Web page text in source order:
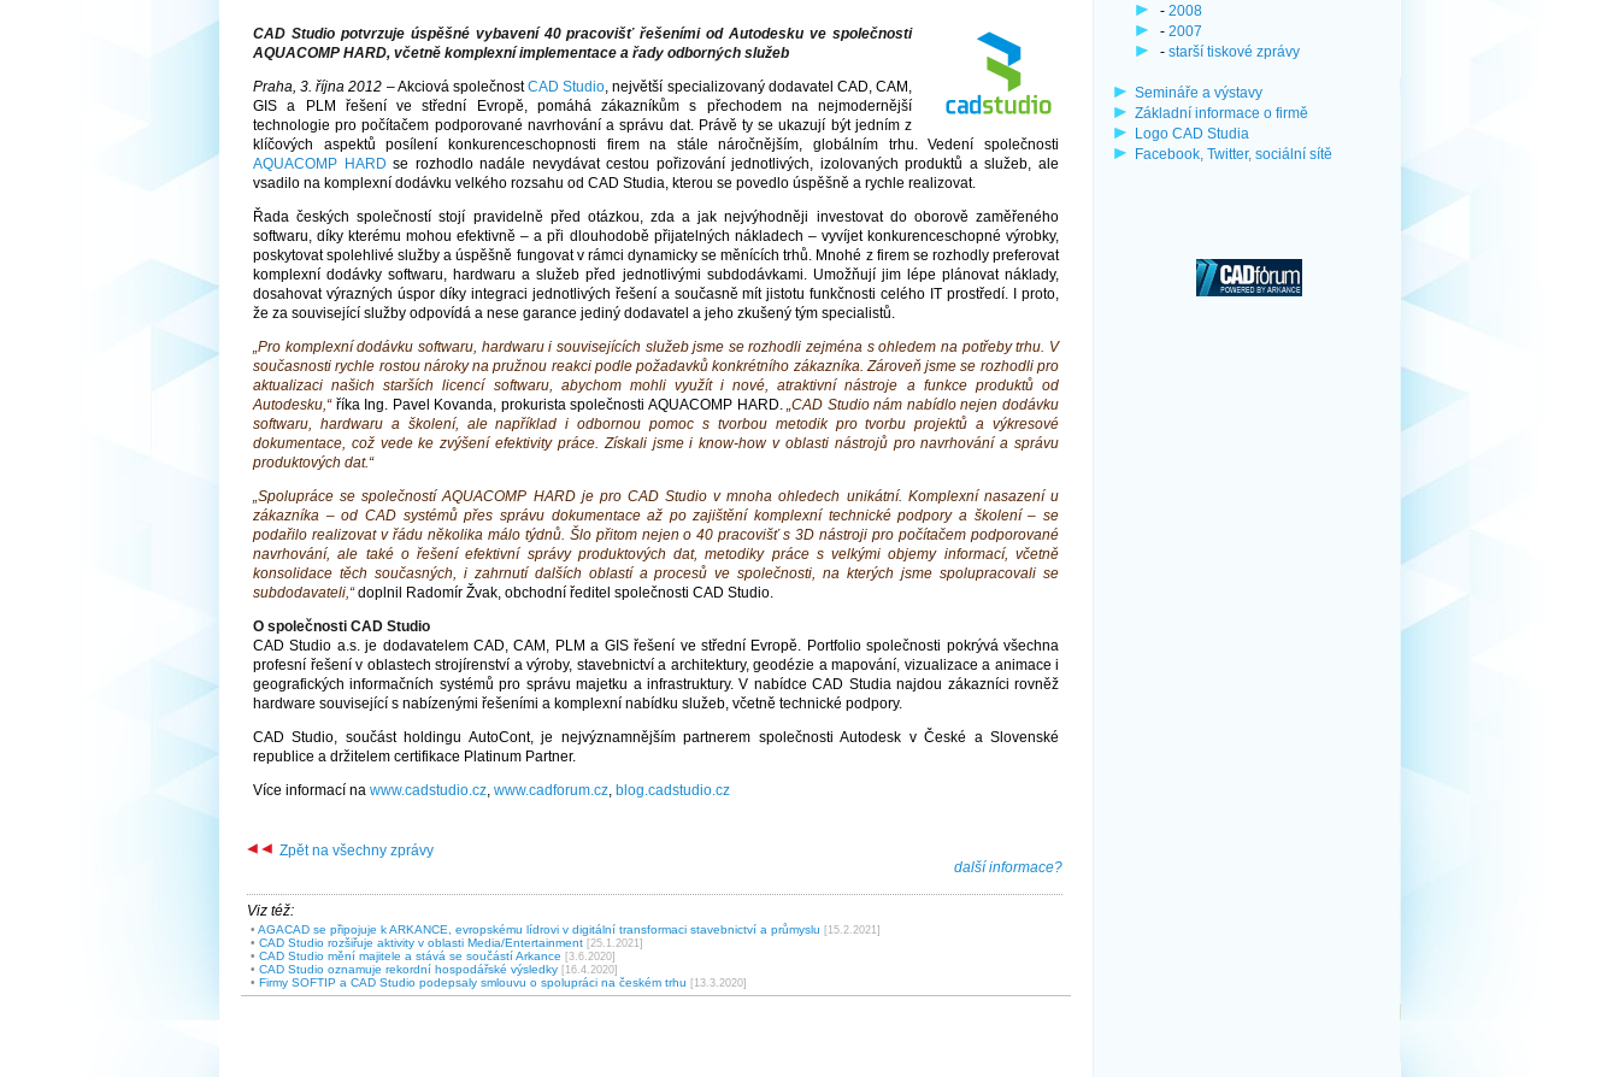
CAD Studio potvrzuje úspěšné vybavení 40 pracovišť řešeními od Autodesku ve společnosti
AQUACOMP HARD, včetně komplexní implementace a řady odborných služeb
Praha, 3. října 2012 – Akciová společnostCAD Studio , největší specializovaný dodavatel CAD, CAM,
GIS a PLM řešení ve střední Evropě, pomáhá zákazníkům s přechodem na nejmodernější
technologie pro počítačem podporované navrhování a správu dat. Právě ty se ukazují být jedním z
klíčových aspektů posílení konkurenceschopnosti firem na stále náročnějším, globálním trhu. Vedení společnosti
AQUACOMP HARD se rozhodlo nadále nevydávat cestou pořizování jednotlivých, izolovaných produktů a služeb, ale
vsadilo na komplexní dodávku velkého rozsahu od CAD Studia, kterou se povedlo úspěšně a rychle realizovat.
Řada českých společností stojí pravidelně před otázkou, zda a jak nejvýhodněji investovat do oborově zaměřeného
softwaru, díky kterému mohou efektivně – a při dlouhodobě přijatelných nákladech – vyvíjet konkurenceschopné výrobky,
poskytovat spolehlivé služby a úspěšně fungovat v rámci dynamicky se měnících trhů. Mnohé z firem se rozhodly preferovat
komplexní dodávky softwaru, hardwaru a služeb před jednotlivými subdodávkami. Umožňují jim lépe plánovat náklady,
dosahovat výrazných úspor díky integraci jednotlivých řešení a současně mít jistotu funkčnosti celého IT prostředí. I proto,
že za související služby odpovídá a nese garance jediný dodavatel a jeho zkušený tým specialistů.
„Pro komplexní dodávku softwaru, hardwaru i souvisejících služeb jsme se rozhodli zejména s ohledem na potřeby trhu. V
současnosti rychle rostou nároky na pružnou reakci podle požadavků konkrétního zákazníka. Zároveň jsme se rozhodli pro
aktualizaci našich starších licencí softwaru, abychom mohli využít i nové, atraktivní nástroje a funkce produktů od
Autodesku,“říka Ing. Pavel Kovanda, prokurista společnosti AQUACOMP HARD.
„CAD Studio nám nabídlo nejen dodávku
softwaru, hardwaru a školení, ale například i odbornou pomoc s tvorbou metodik pro tvorbu projektů a výkresové
dokumentace, což vede ke zvýšení efektivity práce. Získali jsme i know-how v oblasti nástrojů pro navrhování a správu
produktových dat.“
„Spolupráce se společností AQUACOMP HARD je pro CAD Studio v mnoha ohledech unikátní. Komplexní nasazení u
zákazníka – od CAD systémů přes správu dokumentace až po zajištění komplexní technické podpory a školení – se
podařilo realizovat v řádu několika málo týdnů. Šlo přitom nejen o 40 pracovišť s 3D nástroji pro počítačem podporované
navrhování, ale také o řešení efektivní správy produktových dat, metodiky práce s velkými objemy informací, včetně
konsolidace těch současných, i zahrnutí dalších oblastí a procesů ve společnosti, na kterých jsme spolupracovali se
subdodavateli,“doplnil Radomír Žvak, obchodní ředitel společnosti CAD Studio.
O společnosti CAD Studio
CAD Studio a.s. je dodavatelem CAD, CAM, PLM a GIS řešení ve střední Evropě. Portfolio společnosti pokrývá všechna
profesní řešení v oblastech strojírenství a výroby, stavebnictví a architektury, geodézie a mapování, vizualizace a animace i
geografických informačních systémů pro správu majetku a infrastruktury. V nabídce CAD Studia najdou zákazníci rovněž
hardware související s nabízenými řešeními a komplexní nabídku služeb, včetně technické podpory.
CAD Studio, součást holdingu AutoCont, je nejvýznamnějším partnerem společnosti Autodesk v České a Slovenské
republice a držitelem certifikace Platinum Partner.
Více informací na www.cadstudio.cz www.cadforum.cz blog.cadstudio.cz
Zpět na všechny zprávy
další informace?
Viz též:
• AGACAD se připojuje k ARKANCE, evropskému lídrovi v digitální transformaci stavebnictví a průmyslu [15.2.2021]
• CAD Studio rozšiřuje aktivity v oblasti Media/Entertainment [25.1.2021]
• CAD Studio mění majitele a stává se součástí Arkance [3.6.2020]
• CAD Studio oznamuje rekordní hospodářské výsledky [16.4.2020]
• Firmy SOFTIP a CAD Studio podepsaly smlouvu o spolupráci na českém trhu [13.3.2020]
- 2008
- 2007
- starší tiskové zprávy
Semináře a výstavy
Základní informace o firmě
Logo CAD Studia
Facebook, Twitter, sociální sítě